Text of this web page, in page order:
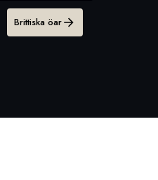
Brittiska öar